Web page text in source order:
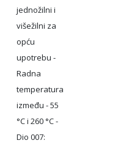
jednožilni i
višežilni za
opću
upotrebu -
Radna
temperatura
između - 55
°C i 260 °C -
Dio 007: